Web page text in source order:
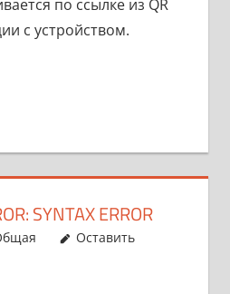
по ссылке из QR
с устройством.
SYNTAX ERROR
Оставить